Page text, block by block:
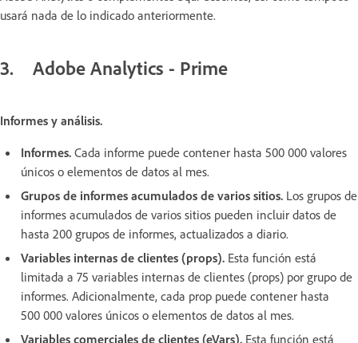
usará nada de lo indicado anteriormente.
3. Adobe Analytics - Prime
Informes y análisis.
Informes. Cada informe puede contener hasta 500 000 valores
únicos o elementos de datos al mes.
Grupos de informes acumulados de varios sitios. Los grupos de
informes acumulados de varios sitios pueden incluir datos de
hasta 200 grupos de informes, actualizados a diario.
Variables internas de clientes (props). Esta función está
limitada a 75 variables internas de clientes (props) por grupo de
informes. Adicionalmente, cada prop puede contener hasta
500 000 valores únicos o elementos de datos al mes.
Variables comerciales de clientes (eVars). Esta función está